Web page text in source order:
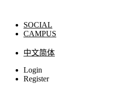
SOCIAL
CAMPUS
中文简体
Login
Register